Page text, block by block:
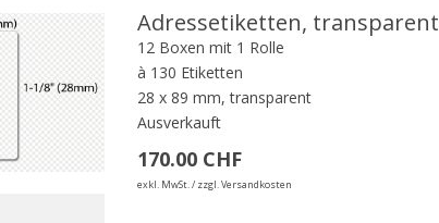
Adressetiketten, transparent
12 Boxen mit 1 Rolle
à 130 Etiketten
28 x 89 mm, transparent
Ausverkauft
170.00 CHF
exkl. MwSt. / zzgl. Versandkosten